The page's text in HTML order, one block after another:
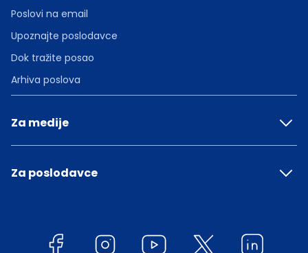
Poslovi na email
Upoznajte poslodavce
Dok tražite posao
Arhiva poslova
Za medije
Za poslodavce